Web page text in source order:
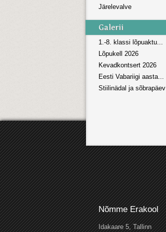
Järelevalve
1.-8. klassi lõpuaktu...
Lõpukell 2026
Kevadkontsert 2026
Eesti Vabariigi aasta...
Stiilinädal ja sõbrapäev
Nõmme Erakool
Idakaare 5, Tallinn